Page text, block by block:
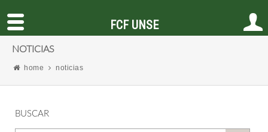
NOTICIAS
home noticias
BUSCAR
FCF UNSE